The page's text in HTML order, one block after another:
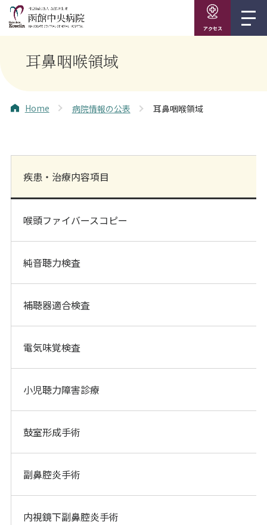
アクセス
耳鼻咽喉領域
Home 病院情報の公表 耳鼻咽喉領域
疾患・治療内容項目
喉頭ファイバースコピー
純音聴力検査
補聴器適合検査
電気味覚検査
小児聴力障害診療
鼓室形成手術
副鼻腔炎手術
内視鏡下副鼻腔炎手術